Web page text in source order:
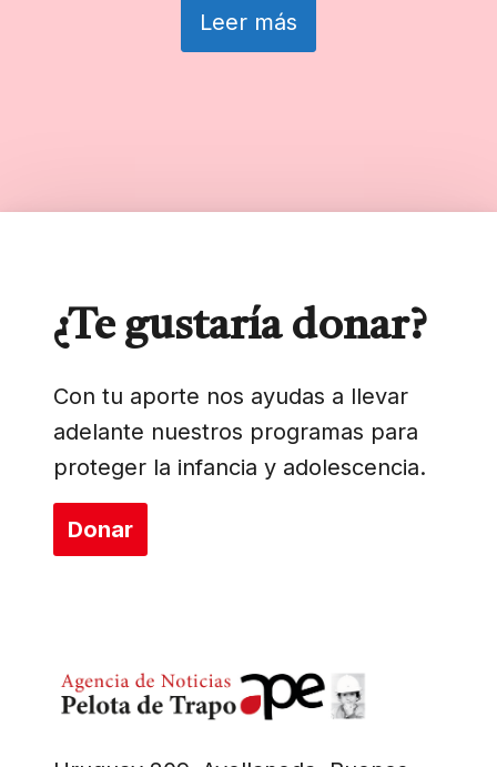
Leer más
¿Te gustaría donar?
Con tu aporte nos ayudas a llevar
adelante nuestros programas para
proteger la infancia y adolescencia.
Donar